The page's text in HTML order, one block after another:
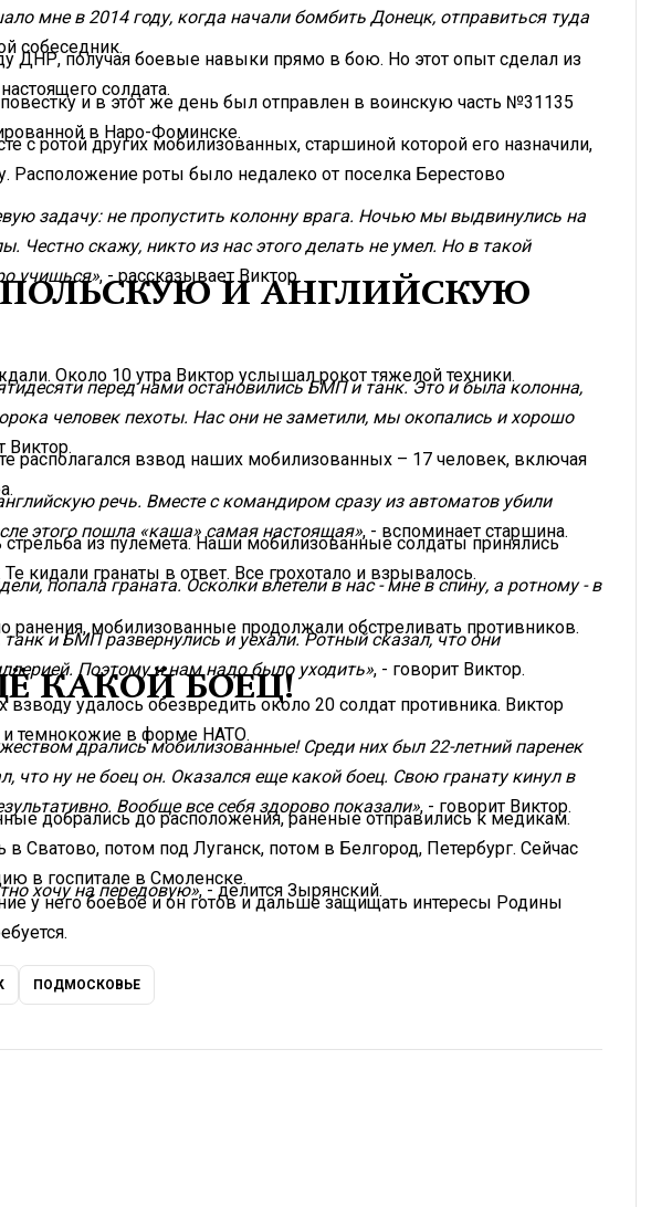
мне в 2014 году, когда начали бомбить Донецк, отправиться туда
собеседник.
ДНР, получая боевые навыки прямо в бою. Но этот опыт сделал из
солдата.
и в этот же день был отправлен в воинскую часть №31135
в Наро-Фоминске.
с ротой других мобилизованных, старшиной которой его назначили,
Расположение роты было недалеко от поселка Берестово
задачу: не пропустить колонну врага. Ночью мы выдвинулись на
Честно скажу, никто из нас этого делать не умел. Но в такой
учишься», - рассказывает Виктор.И АНГЛИЙСКУЮ
Около 10 утра Виктор услышал рокот тяжелой техники.
перед нами остановились БМП и танк. Это и была колонна,
человек пехоты. Нас они не заметили, мы окопались и хорошо
Виктор.
располагался взвод наших мобилизованных – 17 человек, включая
речь. Вместе с командиром сразу из автоматов убили
этого пошла «каша» самая настоящая», - вспоминает старшина.
из пулемета. Наши мобилизованные солдаты принялись
Те кидали гранаты в ответ. Все грохотало и взрывалось.
попала граната. Осколки влетели в нас - мне в спину, а ротному - в
ранения, мобилизованные продолжали обстреливать противников.
и БМП развернулись и уехали. Ротный сказал, что они
Поэтому и нам надо было уходить», - говорит Виктор.
КАКОЙ БОЕЦ!
взводу удалось обезвредить около 20 солдат противника. Виктор
и темнокожие в форме НАТО.
дрались мобилизованные! Среди них был 22-летний паренек
что ну не боец он. Оказался еще какой боец. Свою гранату кинул в
Вообще все себя здорово показали», - говорит Виктор.
добрались до расположения, раненые отправились к медикам.
в Сватово, потом под Луганск, потом в Белгород, Петербург. Сейчас
в госпитале в Смоленске.
хочу на передовую», - делится Зырянский.
у него боевое и он готов и дальше защищать интересы Родины
ПОДМОСКОВЬЕ